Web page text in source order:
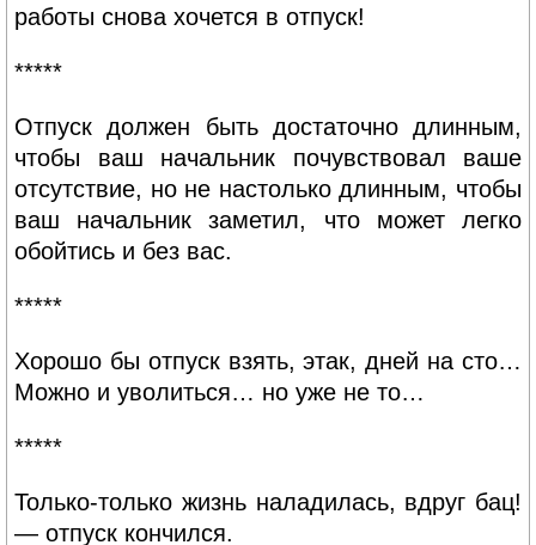
работы снова хочется в отпуск!
*****
Отпуск должен быть достаточно длинным,
чтобы ваш начальник почувствовал ваше
отсутствие, но не настолько длинным, чтобы
ваш начальник заметил, что может легко
обойтись и без вас.
*****
Хорошо бы отпуск взять, этак, дней на сто…
Можно и уволиться… но уже не то…
*****
Только-только жизнь наладилась, вдруг бац!
— отпуск кончился.